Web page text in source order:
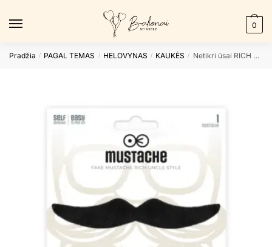
0
Pradžia / PAGAL TEMAS / HELOVYNAS / KAUKĖS / Netikri ūsai RICH UNCLE